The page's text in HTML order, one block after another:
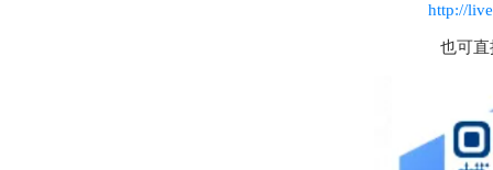
http://
也可